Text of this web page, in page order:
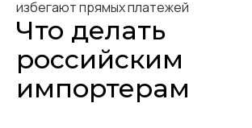
Что делать
российским
импортерам